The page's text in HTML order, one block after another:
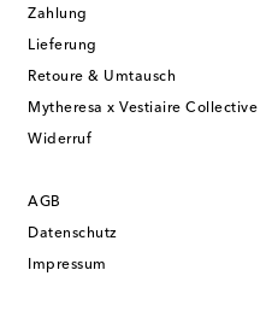
Zahlung
Lieferung
Retoure & Umtausch
Mytheresa x Vestiaire Collective
Widerruf
AGB
Datenschutz
Impressum